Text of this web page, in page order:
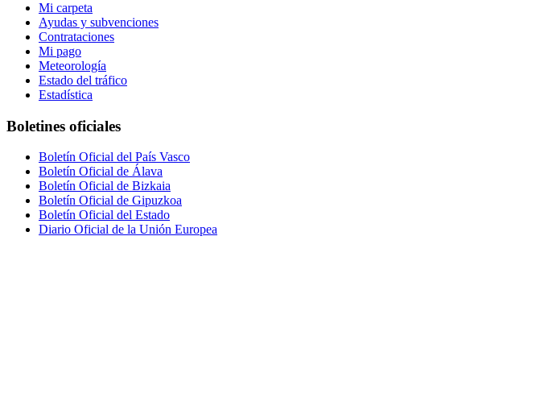
Mi carpeta
Ayudas y subvenciones
Contrataciones
Mi pago
Meteorología
Estado del tráfico
Estadística
Boletines oficiales
Boletín Oficial del País Vasco
Boletín Oficial de Álava
Boletín Oficial de Bizkaia
Boletín Oficial de Gipuzkoa
Boletín Oficial del Estado
Diario Oficial de la Unión Europea